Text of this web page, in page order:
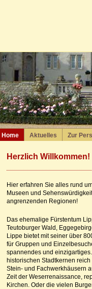
Home Aktuelles Zur
Herzlich Willkommen!
Hier erfahren Sie alles rund
Museen und
angrenzenden Regionen!
Das ehemalige Fürstentum
Teutoburger Wald,
Lippe bietet mit seiner über
für Gruppen und
spannendes und
historischen Stadtkernen
Stein- und Fachwerkhäusern
Zeit der Weserrenaissance,
Kirchen. Oder die vielen